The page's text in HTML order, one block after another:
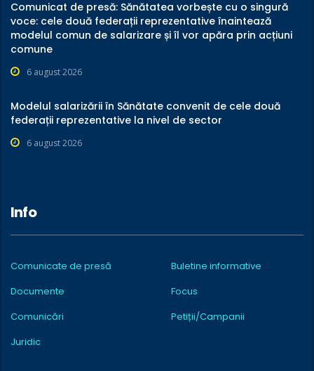
Comunicat de presă: Sănătatea vorbește cu o singură
voce: cele două federații reprezentative înaintează
modelul comun de salarizare și îl vor apăra prin acțiuni
comune
6 august 2026
Modelul salarizării în Sănătate convenit de cele două
federații reprezentative la nivel de sector
6 august 2026
Info
Comunicate de presă
Buletine informative
Documente
Focus
Comunicări
Petiții/Campanii
Juridic